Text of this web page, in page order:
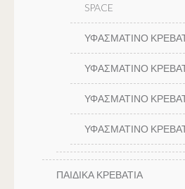
SPACE
ΥΦΑΣΜΑΤΙΝΟ
ΥΦΑΣΜΑΤΙΝΟ
ΥΦΑΣΜΑΤΙΝΟ
ΥΦΑΣΜΑΤΙΝΟ
ΠΑΙΔΙΚΑ ΚΡΕΒΑΤΙΑ